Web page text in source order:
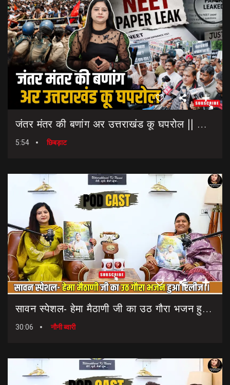
जंतर मंतर की बणांग अर उत्तराखंड कू घपरोल || NEET Paper Leak || Dharmendra Pradhan Resigns
5:54 छिबड़ाट
सावन स्पेशल- हेमा मैठाणी जी का उठ गौरा भजन हुआ रिलीज।। Sawan Special Bhajan || Uth Gaura Bhajan
30:06 नौनी ब्वारी